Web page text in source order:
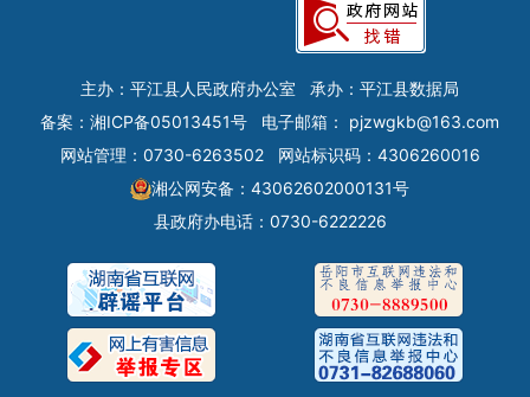
主办：平江县人民政府办公室
承办：平江县数据局
备案： 湘ICP备05013451号 电子邮箱： pjzwgkb@163.com
网站管理：0730-6263502
网站标识码：4306260016
湘公网安备：43062602000131号
县政府办电话：0730-6222226